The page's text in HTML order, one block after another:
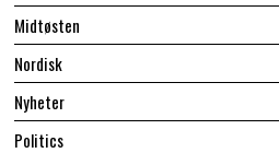
Midtøsten
Nordisk
Nyheter
Politics